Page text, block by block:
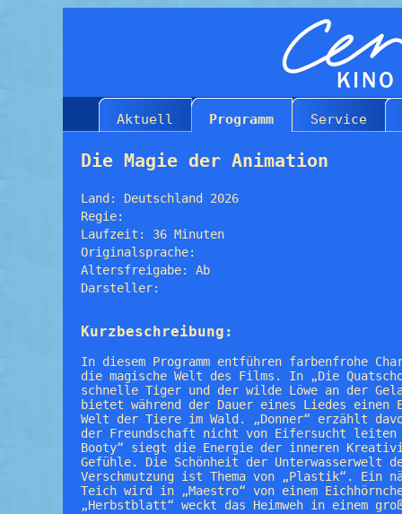
Aktuell Programm Service
Die Magie der Animation
Land: Deutschland 2026
Regie:
Laufzeit: 36 Minuten
Originalsprache:
Altersfreigabe: Ab
Darsteller:
Kurzbeschreibung:
In diesem Programm entführen farbenfrohe
die magische Welt des Films. In „Die
schnelle Tiger und der wilde Löwe an der
bietet während der Dauer eines Liedes
Welt der Tiere im Wald. „Donner“ erzählt
der Freundschaft nicht von Eifersucht leiten
Booty“ siegt die Energie der inneren
Gefühle. Die Schönheit der Unterwasserwelt
Verschmutzung ist Thema von „Plastik“. Ein
Teich wird in „Maestro“ von einem
„Herbstblatt“ weckt das Heimweh in einem